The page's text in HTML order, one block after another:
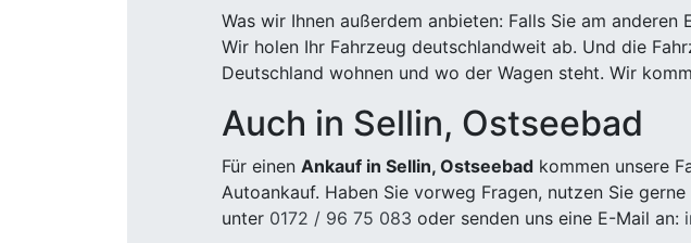
Was wir Ihnen außerdem anbieten: Falls Sie am
Wir holen Ihr Fahrzeug deutschlandweit ab. Und die
Deutschland wohnen und wo der Wagen steht. Wir
Auch in Sellin, Ostseebad
Für einen Ankauf in Sellin, Ostseebad kommen unsere
Autoankauf. Haben Sie vorweg Fragen, nutzen Sie
unter 0172 / 96 75 083 oder senden uns eine E-Mail an: